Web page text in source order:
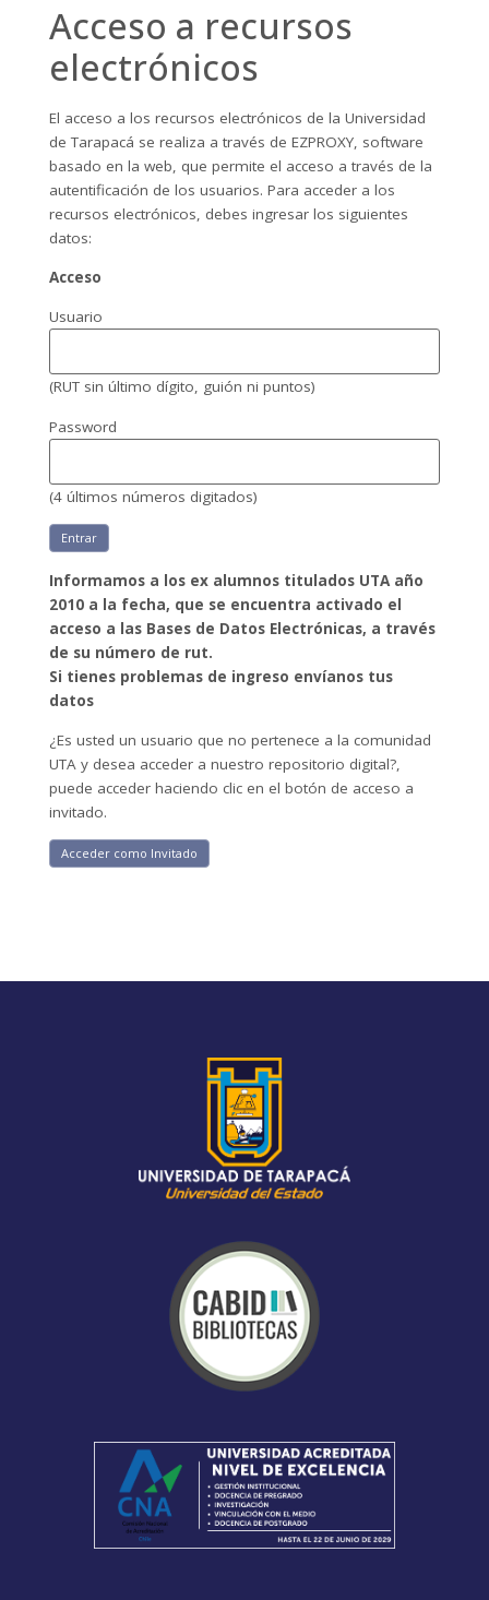
Acceso a recursos
electrónicos
El acceso a los recursos electrónicos de la Universidad
de Tarapacá se realiza a través de EZPROXY, software
basado en la web, que permite el acceso a través de la
autentificación de los usuarios. Para acceder a los
recursos electrónicos, debes ingresar los siguientes
datos:
Acceso
Usuario
(RUT sin último dígito, guión ni puntos)
Password
(4 últimos números digitados)
Entrar
Informamos a los ex alumnos titulados UTA año
2010 a la fecha, que se encuentra activado el
acceso a las Bases de Datos Electrónicas, a través
de su número de rut.
Si tienes problemas de ingreso envíanos tus
datos
¿Es usted un usuario que no pertenece a la comunidad
UTA y desea acceder a nuestro repositorio digital?,
puede acceder haciendo clic en el botón de acceso a
invitado.
Acceder como Invitado